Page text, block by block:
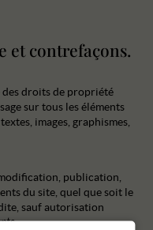
et contrefaçons.
droits de propriété
sur tous les éléments
images, graphismes,
publication,
du site, quel que soit le
sauf autorisation
.